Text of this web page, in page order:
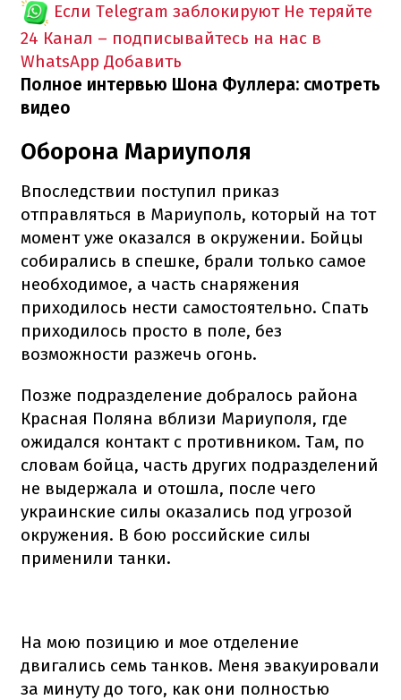
Если Telegram заблокируют Не теряйте
24 Канал – подписывайтесь на нас в
WhatsApp Добавить
Полное интервью Шона Фуллера: смотреть
видео
Оборона Мариуполя
Впоследствии поступил приказ
отправляться в Мариуполь, который на тот
момент уже оказался в окружении. Бойцы
собирались в спешке, брали только самое
необходимое, а часть снаряжения
приходилось нести самостоятельно. Спать
приходилось просто в поле, без
возможности разжечь огонь.
Позже подразделение добралось района
Красная Поляна вблизи Мариуполя, где
ожидался контакт с противником. Там, по
словам бойца, часть других подразделений
не выдержала и отошла, после чего
украинские силы оказались под угрозой
окружения. В бою российские силы
применили танки.
На мою позицию и мое отделение
двигались семь танков. Меня эвакуировали
за минуту до того, как они полностью